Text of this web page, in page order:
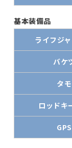
基本装備品
ライフジ
バケ
タモ
ロッドキ
GPS